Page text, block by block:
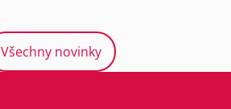
Všechny novinky